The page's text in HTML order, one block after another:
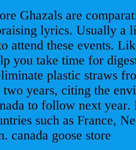
Ghazals are
lyrics. Usually a
attend these events.
you take time for
plastic straws
years, citing the
to follow next
such as France,
canada goose store